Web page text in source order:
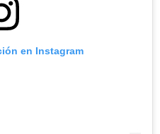
en Instagram